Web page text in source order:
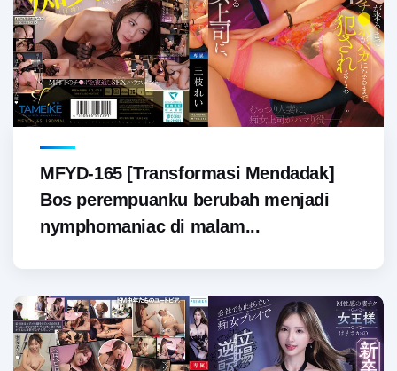
MFYD-165 [Transformasi Mendadak]
Bos perempuanku berubah menjadi
nymphomaniac di malam...